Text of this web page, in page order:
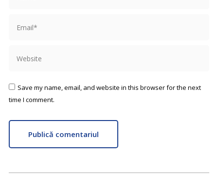
Save my name, email, and website in this browser for the next
time I comment.
Publică comentariul